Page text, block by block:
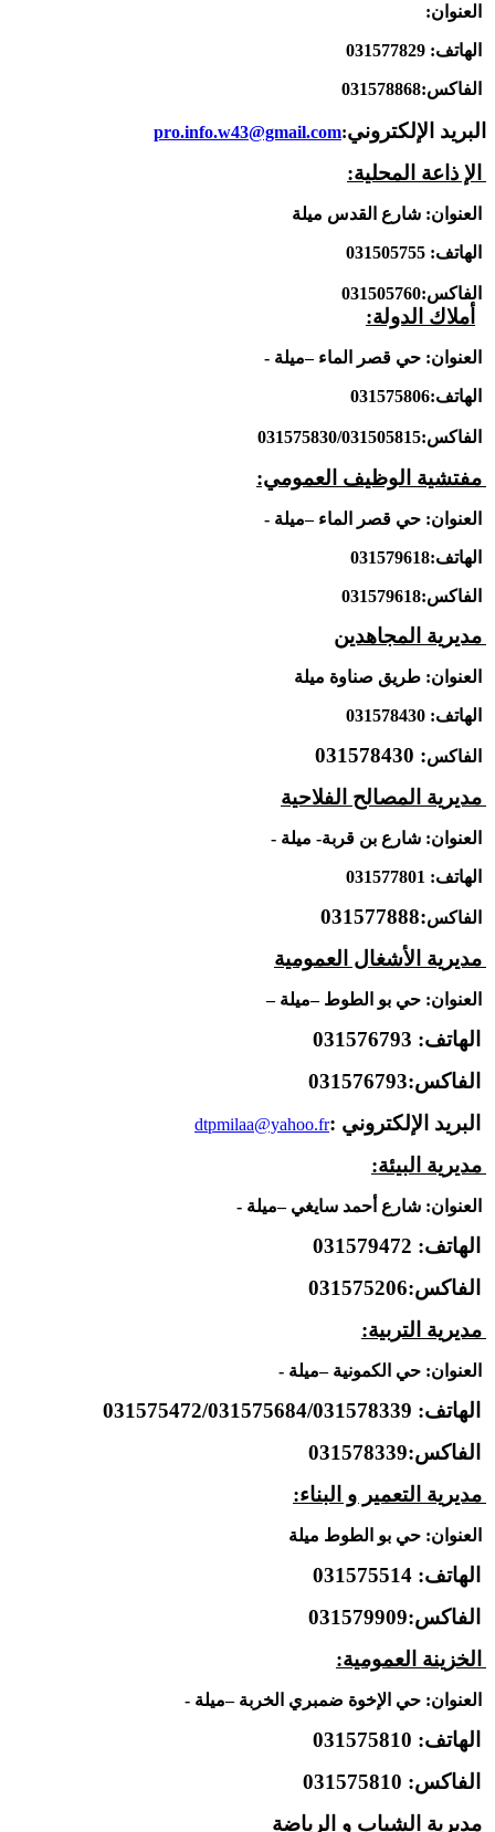
العنوان:
الهاتف: 031577829
الفاكس:031578868
البريد الإلكتروني:
pro.info.w43@gmail.com
لإ ذاعة المحلية:
العنوان: شارع القدس ميلة
الهاتف: 031505755
الفاكس:031505760
أملاك الدولة:
العنوان: حي قصر الماء –ميلة -
الهاتف:031575806
الفاكس:031575830/031505815
مفتشية الوظيف العمومي:
العنوان: حي قصر الماء –ميلة -
الهاتف:031579618
الفاكس:031579618
مديرية المجاهدين
العنوان: طريق صناوة ميلة
الهاتف: 031578430
الفاكس: 031578430
مديرية المصالح الفلاحية
العنوان: شارع بن قربة- ميلة -
الهاتف: 031577801
الفاكس:031577888
مديرية الأشغال العمومية
العنوان: حي بو الطوط –ميلة –
الهاتف: 031576793
الفاكس:031576793
البريد الإلكتروني :dtpmilaa@yahoo.fr
مديرية البيئة:
العنوان: شارع أحمد سايغي –ميلة -
الهاتف: 031579472
الفاكس:031575206
مديرية التربية:
العنوان: حي الكمونية –ميلة -
الهاتف: 031575472/031575684/031578339
الفاكس:031578339
مديرية التعمير و البناء:
العنوان: حي بو الطوط ميلة
الهاتف: 031575514
الفاكس:031579909
الخزينة العمومية:
العنوان: حي الإخوة ضمبري الخربة –ميلة -
الهاتف: 031575810
الفاكس: 031575810
مديرية الشباب و الرياضة